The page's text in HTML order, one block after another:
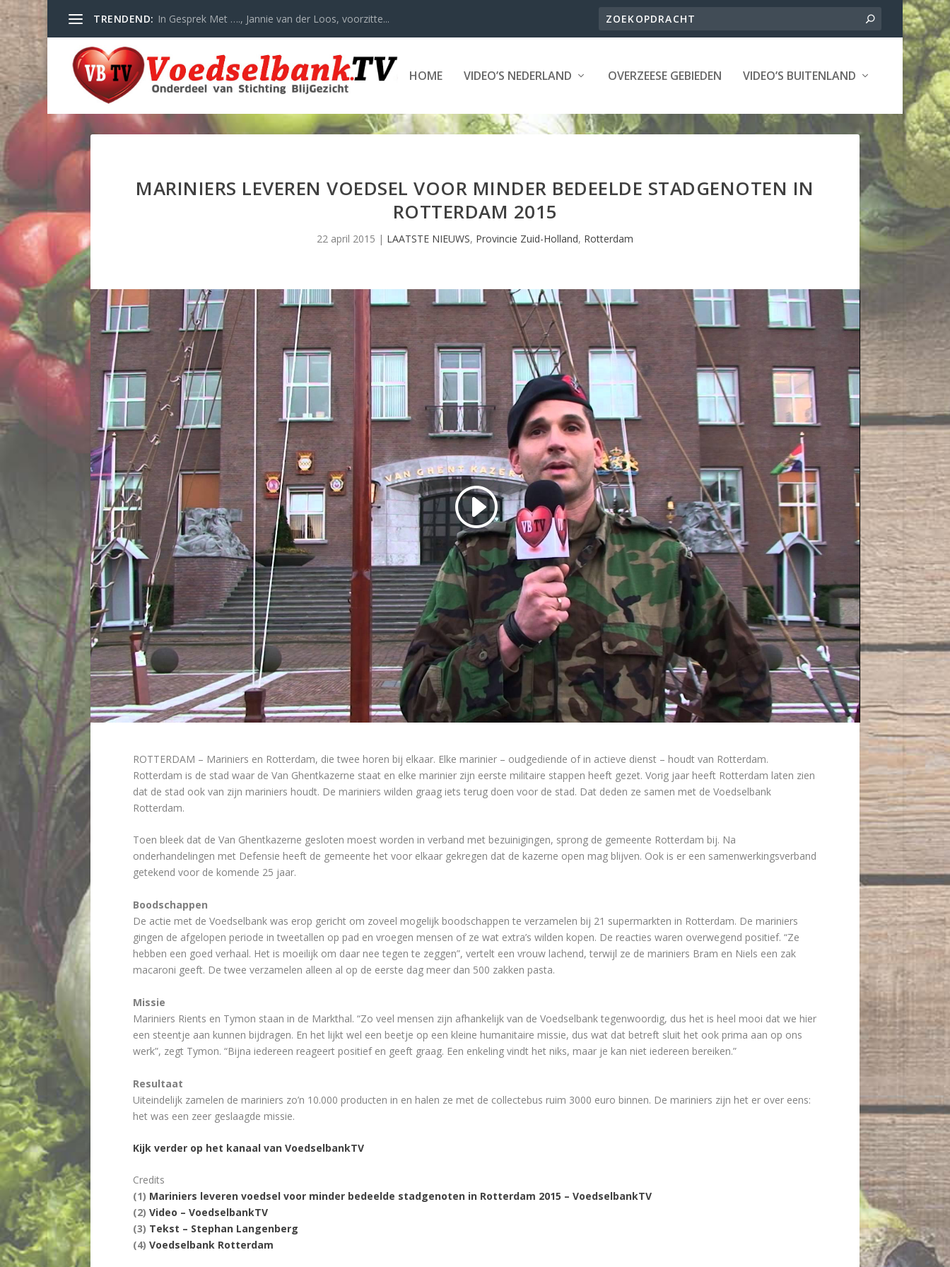
TRENDEND: In Gesprek Met …., Jannie van der Loos, voorzitte...
HOME VIDEO’S NEDERLAND OVERZEESE GEBIEDEN VIDEO’S BUITENLAND
MARINIERS LEVEREN VOEDSEL VOOR MINDER BEDEELDE STADGENOTEN IN
ROTTERDAM 2015
22 april 2015 | LAATSTE NIEUWS, Provincie Zuid-Holland, Rotterdam
ROTTERDAM – Mariniers en Rotterdam, die twee horen bij elkaar. Elke marinier – oudgediende of in actieve dienst – houdt van Rotterdam.
Rotterdam is de stad waar de Van Ghentkazerne staat en elke marinier zijn eerste militaire stappen heeft gezet. Vorig jaar heeft Rotterdam laten zien
dat de stad ook van zijn mariniers houdt. De mariniers wilden graag iets terug doen voor de stad. Dat deden ze samen met de Voedselbank
Rotterdam.
Toen bleek dat de Van Ghentkazerne gesloten moest worden in verband met bezuinigingen, sprong de gemeente Rotterdam bij. Na
onderhandelingen met Defensie heeft de gemeente het voor elkaar gekregen dat de kazerne open mag blijven. Ook is er een samenwerkingsverband
getekend voor de komende 25 jaar.
Boodschappen
De actie met de Voedselbank was erop gericht om zoveel mogelijk boodschappen te verzamelen bij 21 supermarkten in Rotterdam. De mariniers
gingen de afgelopen periode in tweetallen op pad en vroegen mensen of ze wat extra’s wilden kopen. De reacties waren overwegend positief. “Ze
hebben een goed verhaal. Het is moeilijk om daar nee tegen te zeggen”, vertelt een vrouw lachend, terwijl ze de mariniers Bram en Niels een zak
macaroni geeft. De twee verzamelen alleen al op de eerste dag meer dan 500 zakken pasta.
Missie
Mariniers Rients en Tymon staan in de Markthal. “Zo veel mensen zijn afhankelijk van de Voedselbank tegenwoordig, dus het is heel mooi dat we hier
een steentje aan kunnen bijdragen. En het lijkt wel een beetje op een kleine humanitaire missie, dus wat dat betreft sluit het ook prima aan op ons
werk”, zegt Tymon. “Bijna iedereen reageert positief en geeft graag. Een enkeling vindt het niks, maar je kan niet iedereen bereiken.”
Resultaat
Uiteindelijk zamelen de mariniers zo’n 10.000 producten in en halen ze met de collectebus ruim 3000 euro binnen. De mariniers zijn het er over eens:
het was een zeer geslaagde missie.
Kijk verder op het kanaal van VoedselbankTV
Credits
(1) Mariniers leveren voedsel voor minder bedeelde stadgenoten in Rotterdam 2015 – VoedselbankTV
(2) Video – VoedselbankTV
(3) Tekst – Stephan Langenberg
(4) Voedselbank Rotterdam